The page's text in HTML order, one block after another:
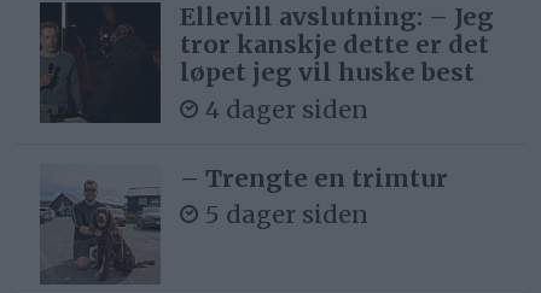
Ellevill avslutning: – Jeg
tror kanskje dette er det
løpet jeg vil huske best
4 dager siden
– Trengte en trimtur
5 dager siden